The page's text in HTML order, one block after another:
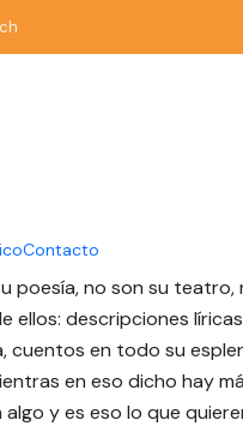
Contacto
-
poesía, no son su teatro,
ellos: descripciones
cuentos en todo su
en eso dicho hay
algo y es eso lo que